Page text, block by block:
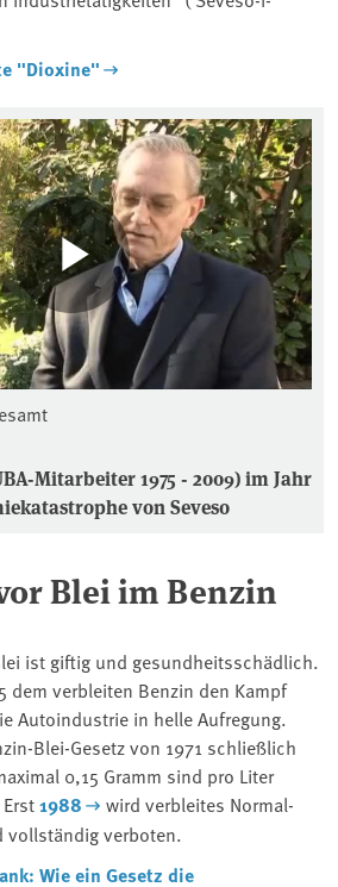
"Dioxine"
Mitarbeiter 1975 - 2009) im Jahr
von Seveso
Blei im Benzin
ist giftig und gesundheitsschädlich.
dem verbleiten Benzin den Kampf
Autoindustrie in helle Aufregung.
Blei-Gesetz von 1971 schließlich
0,15 Gramm sind pro Liter
1988
wird verbleites Normal-
vollständig verboten.
Wie ein Gesetz die